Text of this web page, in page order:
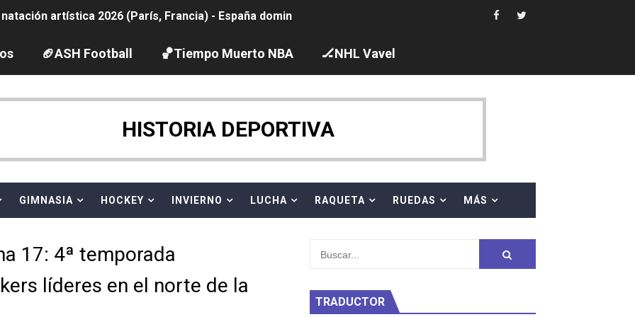
desbancan una semana después a The Demand por tríos en el Grand Slam Mexico
- Etapa 5
abiertas 2026 (París, Francia) - Dobletes de Wellbrock y Taddeucci. Ángela Martínez 5ª en 10km
Heights ponen fin al reinado por parejas de The Vanity Project
Gran Bretaña
🏈ASH Football 🏀Tiempo Muerto NBA 🏒NHL Vavel
HISTORIA DEPORTIVA
GIMNASIA HOCKEY INVIERNO LUCHA RAQUETA RUEDAS MÁS
17: 4ª temporada
líderes en el norte de la
TRADUCTOR